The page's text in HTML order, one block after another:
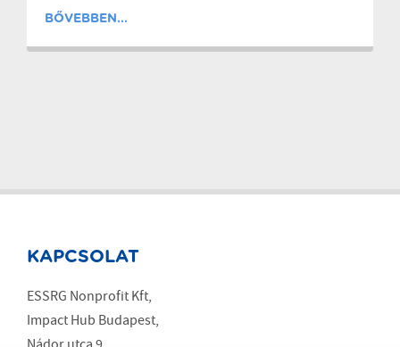
BŐVEBBEN...
KAPCSOLAT
ESSRG Nonprofit Kft,
Impact Hub Budapest,